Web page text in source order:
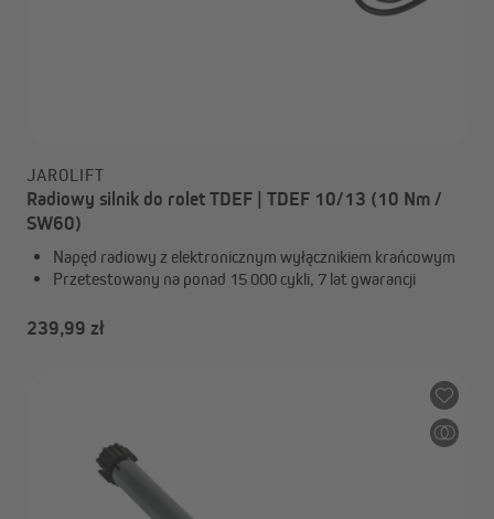
JAROLIFT
Radiowy silnik do rolet TDEF | TDEF 10/13 (10 Nm /
SW60)
Napęd radiowy z elektronicznym wyłącznikiem krańcowym
Przetestowany na ponad 15 000 cykli, 7 lat gwarancji
239,99 zł